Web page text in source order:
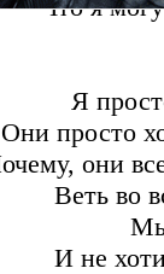
Что я
Я
Они просто
они
Веть во
И не